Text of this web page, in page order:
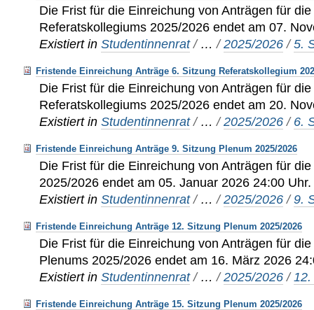
Die Frist für die Einreichung von Anträgen für
Referatskollegiums 2025/2026 endet am 07.
Existiert in Studentinnenrat / …/2025/2026 /5.
Fristende Einreichung Anträge 6. Sitzung Referatskollegium
Die Frist für die Einreichung von Anträgen für
Referatskollegiums 2025/2026 endet am 20.
Existiert in Studentinnenrat / …/2025/2026 / 6.
Fristende Einreichung Anträge 9. Sitzung Plenum 2025/2026
Die Frist für die Einreichung von Anträgen für
2025/2026 endet am 05. Januar 2026 24:00 Uhr.
Existiert in Studentinnenrat / …/2025/2026 /9.
Fristende Einreichung Anträge 12. Sitzung Plenum 2025/2026
Die Frist für die Einreichung von Anträgen für
Plenums 2025/2026 endet am 16. März 2026
Existiert in Studentinnenrat / …/2025/2026 /
Fristende Einreichung Anträge 15. Sitzung Plenum 2025/2026